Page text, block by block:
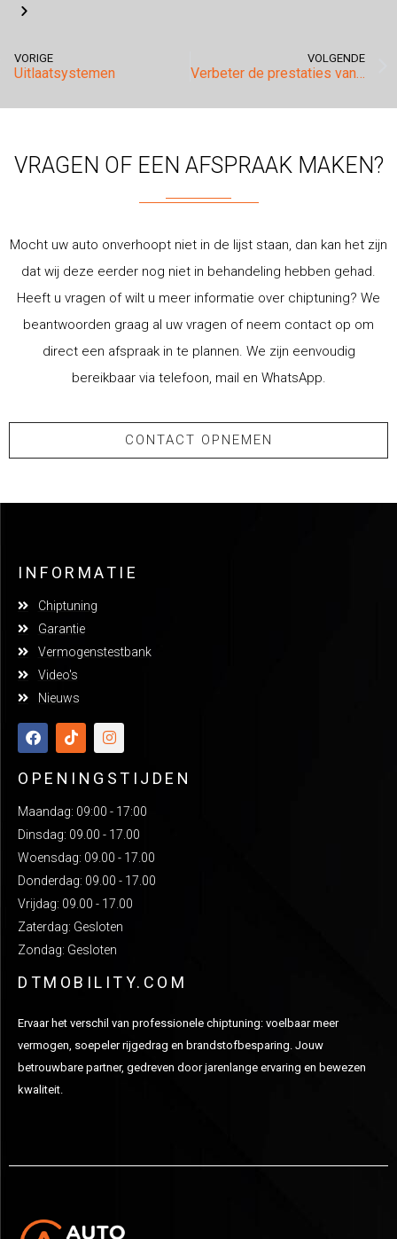
VORIGE
Uitlaatsystemen
VOLGENDE
Verbeter de prestaties van uw Mercedes-Benz met onze tuning.
VRAGEN OF EEN AFSPRAAK MAKEN?
Mocht uw auto onverhoopt niet in de lijst staan, dan kan het zijn
dat wij deze eerder nog niet in behandeling hebben gehad.
Heeft u vragen of wilt u meer informatie over chiptuning? We
beantwoorden graag al uw vragen of neem contact op om
direct een afspraak in te plannen. We zijn eenvoudig
bereikbaar via telefoon, mail en WhatsApp.
CONTACT OPNEMEN
INFORMATIE
Chiptuning
Garantie
Vermogenstestbank
Video's
Nieuws
OPENINGSTIJDEN
Maandag: 09:00 - 17:00
Dinsdag: 09.00 - 17.00
Woensdag: 09.00 - 17.00
Donderdag: 09.00 - 17.00
Vrijdag: 09.00 - 17.00
Zaterdag: Gesloten
Zondag: Gesloten
DTMOBILITY.COM
Ervaar het verschil van professionele chiptuning: voelbaar meer
vermogen, soepeler rijgedrag en brandstofbesparing. Jouw
betrouwbare partner, gedreven door jarenlange ervaring en bewezen
kwaliteit.